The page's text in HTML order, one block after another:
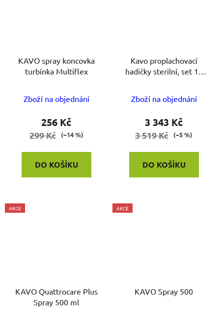
KAVO spray koncovka
turbínka Multiflex
Zboží na objednání
256 Kč
299 Kč (–14 %)
DO KOŠÍKU
Kavo proplachovací
hadičky sterilní, set 10
Zboží na objednání
3 343 Kč
3 519 Kč (–5 %)
DO KOŠÍKU
AKCE
KAVO Quattrocare Plus
Spray 500 ml
AKCE
KAVO Spray 500